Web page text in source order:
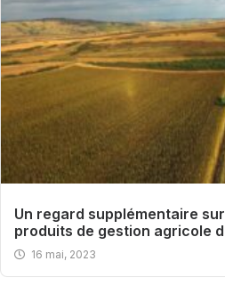
Un regard supplémentaire
produits de gestion agricole
16 mai, 2023